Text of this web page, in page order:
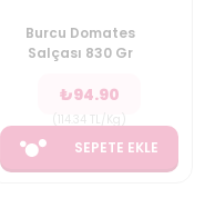
Burcu Domates
Salçası 830 Gr
₺94.90
SEPETE EKLE